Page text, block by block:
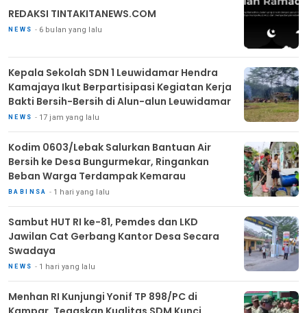
REDAKSI TINTAKITANEWS.COM
NEWS 6 bulan yang lalu
Kepala Sekolah SDN 1 Leuwidamar Hendra
Kamajaya Ikut Berpartisipasi Kegiatan Kerja
Bakti Bersih-Bersih di Alun-alun Leuwidamar
NEWS 17 jam yang lalu
Kodim 0603/Lebak Salurkan Bantuan Air
Bersih ke Desa Bungurmekar, Ringankan
Beban Warga Terdampak Kemarau
BABINSA 1 hari yang lalu
Sambut HUT RI ke-81, Pemdes dan LKD
Jawilan Cat Gerbang Kantor Desa Secara
Swadaya
NEWS 1 hari yang lalu
Menhan RI Kunjungi Yonif TP 898/PC di